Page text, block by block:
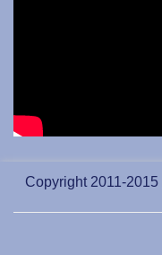
Copyright 2011-2015